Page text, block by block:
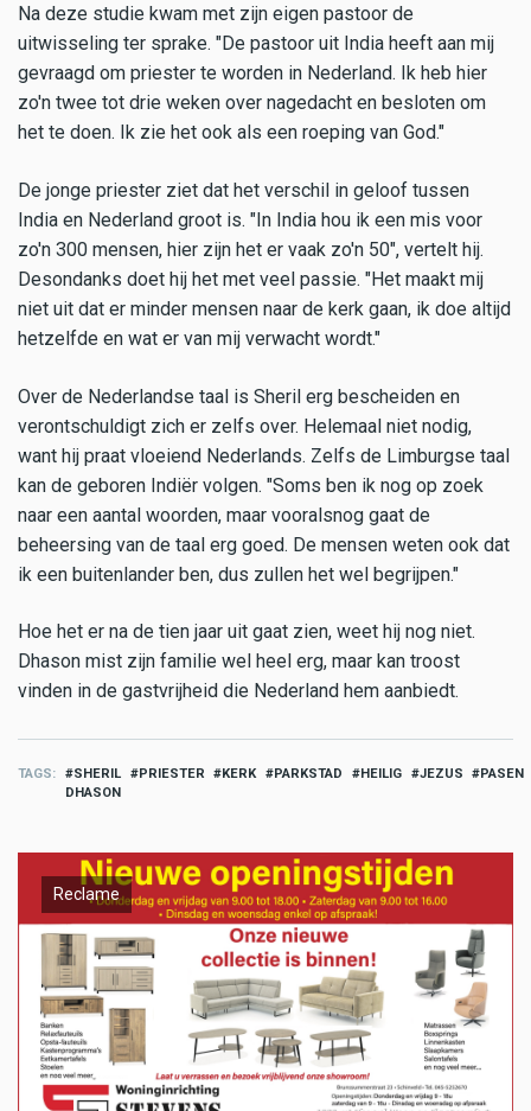
Na deze studie kwam met zijn eigen pastoor de
uitwisseling ter sprake. "De pastoor uit India heeft aan mij
gevraagd om priester te worden in Nederland. Ik heb hier
zo'n twee tot drie weken over nagedacht en besloten om
het te doen. Ik zie het ook als een roeping van God."
De jonge priester ziet dat het verschil in geloof tussen
India en Nederland groot is. "In India hou ik een mis voor
zo'n 300 mensen, hier zijn het er vaak zo'n 50", vertelt hij.
Desondanks doet hij het met veel passie. "Het maakt mij
niet uit dat er minder mensen naar de kerk gaan, ik doe altijd
hetzelfde en wat er van mij verwacht wordt."
Over de Nederlandse taal is Sheril erg bescheiden en
verontschuldigt zich er zelfs over. Helemaal niet nodig,
want hij praat vloeiend Nederlands. Zelfs de Limburgse taal
kan de geboren Indiër volgen. "Soms ben ik nog op zoek
naar een aantal woorden, maar vooralsnog gaat de
beheersing van de taal erg goed. De mensen weten ook dat
ik een buitenlander ben, dus zullen het wel begrijpen."
Hoe het er na de tien jaar uit gaat zien, weet hij nog niet.
Dhason mist zijn familie wel heel erg, maar kan troost
vinden in de gastvrijheid die Nederland hem aanbiedt.
TAGS
SHERIL
DHASON
PRIESTER KERK PARKSTAD HEILIG JEZUS PASEN
Reclame